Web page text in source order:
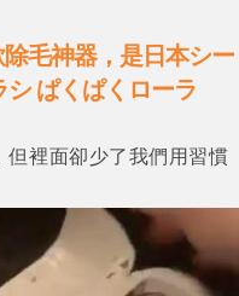
毛神器，是日本シー
ぱくぱくローラ
但裡面卻少了我們用習慣